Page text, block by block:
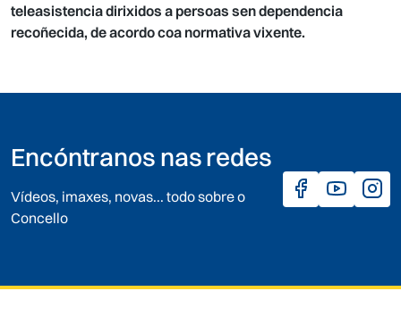
teleasistencia dirixidos a persoas sen dependencia
recoñecida, de acordo coa normativa vixente.
Encóntranos nas redes
Vídeos, imaxes, novas... todo sobre o
Concello